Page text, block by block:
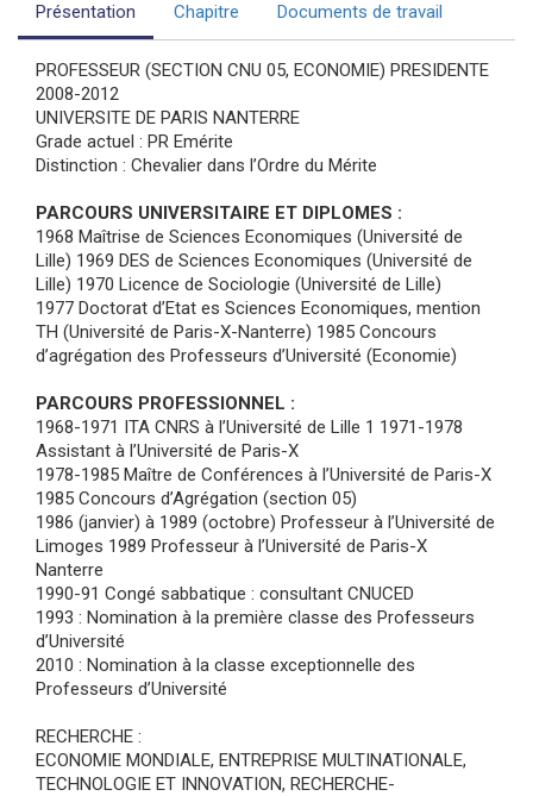
Présentation Chapitre Documents de travail
PROFESSEUR (SECTION CNU 05, ECONOMIE) PRESIDENTE
2008-2012
UNIVERSITE DE PARIS NANTERRE
Grade actuel : PR Emérite
Distinction : Chevalier dans l’Ordre du Mérite
PARCOURS UNIVERSITAIRE ET DIPLOMES :
1968 Maîtrise de Sciences Economiques (Université de
Lille) 1969 DES de Sciences Economiques (Université de
Lille) 1970 Licence de Sociologie (Université de Lille)
1977 Doctorat d’Etat es Sciences Economiques, mention
TH (Université de Paris-X-Nanterre) 1985 Concours
d’agrégation des Professeurs d’Université (Economie)
PARCOURS PROFESSIONNEL :
1968-1971 ITA CNRS à l’Université de Lille 1 1971-1978
Assistant à l’Université de Paris-X
1978-1985 Maître de Conférences à l’Université de Paris-X
1985 Concours d’Agrégation (section 05)
1986 (janvier) à 1989 (octobre) Professeur à l’Université de
Limoges 1989 Professeur à l’Université de Paris-X
Nanterre
1990-91 Congé sabbatique : consultant CNUCED
1993 : Nomination à la première classe des Professeurs
d’Université
2010 : Nomination à la classe exceptionnelle des
Professeurs d’Université
RECHERCHE :
ECONOMIE MONDIALE, ENTREPRISE MULTINATIONALE,
TECHNOLOGIE ET INNOVATION, RECHERCHE-